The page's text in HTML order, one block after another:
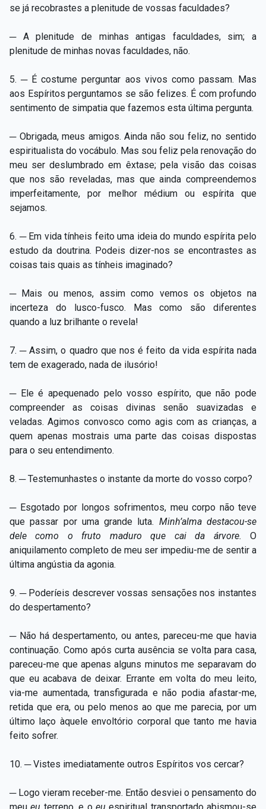
se já recobrastes a plenitude de vossas faculdades?
─ A plenitude de minhas antigas faculdades, sim; a
plenitude de minhas novas faculdades, não.
5. ─ É costume perguntar aos vivos como passam. Mas
aos Espíritos perguntamos se são felizes. É com profundo
sentimento de simpatia que fazemos esta última pergunta.
─ Obrigada, meus amigos. Ainda não sou feliz, no sentido
espiritualista do vocábulo. Mas sou feliz pela renovação do
meu ser deslumbrado em êxtase; pela visão das coisas
que nos são reveladas, mas que ainda compreendemos
imperfeitamente, por melhor médium ou espírita que
sejamos.
6. ─ Em vida tínheis feito uma ideia do mundo espírita pelo
estudo da doutrina. Podeis dizer-nos se encontrastes as
coisas tais quais as tínheis imaginado?
─ Mais ou menos, assim como vemos os objetos na
incerteza do lusco-fusco. Mas como são diferentes
quando a luz brilhante o revela!
7. ─ Assim, o quadro que nos é feito da vida espírita nada
tem de exagerado, nada de ilusório!
─ Ele é apequenado pelo vosso espírito, que não pode
compreender as coisas divinas senão suavizadas e
veladas. Agimos convosco como agis com as crianças, a
quem apenas mostrais uma parte das coisas dispostas
para o seu entendimento.
8. ─ Testemunhastes o instante da morte do vosso corpo?
─ Esgotado por longos sofrimentos, meu corpo não teve
que passar por uma grande luta. Minh’alma destacou-se
dele como o fruto maduro que cai da árvore.O
aniquilamento completo de meu ser impediu-me de sentir a
última angústia da agonia.
9. ─ Poderíeis descrever vossas sensações nos instantes
do despertamento?
─ Não há despertamento, ou antes, pareceu-me que havia
continuação. Como após curta ausência se volta para casa,
pareceu-me que apenas alguns minutos me separavam do
que eu acabava de deixar. Errante em volta do meu leito,
via-me aumentada, transfigurada e não podia afastar-me,
retida que era, ou pelo menos ao que me parecia, por um
último laço àquele envoltório corporal que tanto me havia
feito sofrer.
10. ─ Vistes imediatamente outros Espíritos vos cercar?
─ Logo vieram receber-me. Então desviei o pensamento do